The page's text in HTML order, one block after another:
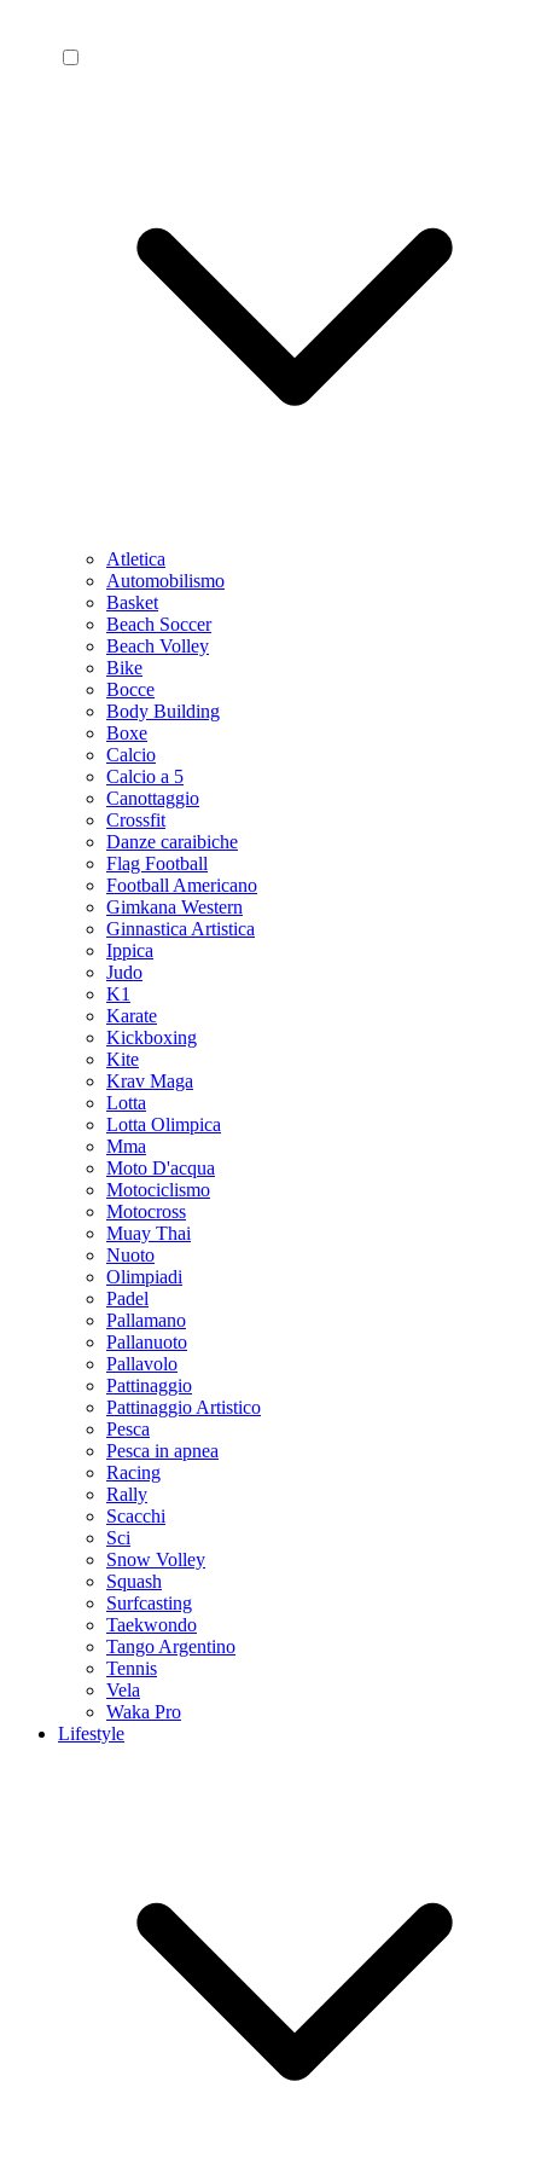
Atletica
Automobilismo
Basket
Beach Soccer
Beach Volley
Bike
Bocce
Body Building
Boxe
Calcio
Calcio a 5
Canottaggio
Crossfit
Danze caraibiche
Flag Football
Football Americano
Gimkana Western
Ginnastica Artistica
Ippica
Judo
K1
Karate
Kickboxing
Kite
Krav Maga
Lotta
Lotta Olimpica
Mma
Moto D'acqua
Motociclismo
Motocross
Muay Thai
Nuoto
Olimpiadi
Padel
Pallamano
Pallanuoto
Pallavolo
Pattinaggio
Pattinaggio Artistico
Pesca
Pesca in apnea
Racing
Rally
Scacchi
Sci
Snow Volley
Squash
Surfcasting
Taekwondo
Tango Argentino
Tennis
Vela
Waka Pro
Lifestyle